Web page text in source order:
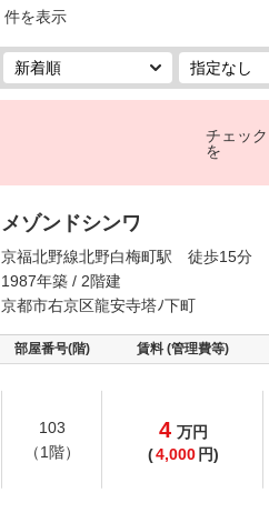
件を表示
チェッ
を
メゾンドシンワ
京福北野線北野白梅町駅 徒歩15分
1987年築 / 2階建
京都市右京区龍安寺塔ﾉ下町
部屋番号(階) 賃料 (管理費等)
103
（1階）
4 万円
(4,000 円)